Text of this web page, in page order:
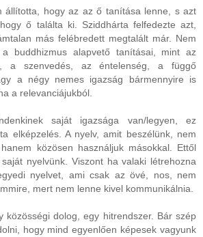
állította, hogy az az ő tanítása lenne, s azt
ő találta ki. Sziddhárta felfedezte azt,
más felébredett megtalált már. Nem
buddhizmus alapvető tanításai, mint az
a szenvedés, az éntelenség, a függő
a négy nemes igazság bármennyire is
a relevanciájukból.
saját igazsága van/legyen, ez
elképzelés. A nyelv, amit beszélünk, nem
közösen használjuk másokkal. Ettől
nyelvünk. Viszont ha valaki létrehozna
nyelvet, ami csak az övé, nos, nem
mert nem lenne kivel kommunikálnia.
közösségi dolog, egy hitrendszer. Bár szép
hogy mind egyenlően képesek vagyunk